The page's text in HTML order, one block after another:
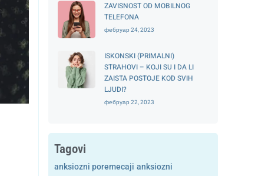
ZAVISNOST OD MOBILNOG
TELEFONA
фебруар 24, 2023
ISKONSKI (PRIMALNI)
STRAHOVI – KOJI SU I DA LI
ZAISTA POSTOJE KOD SVIH
LJUDI?
фебруар 22, 2023
Tagovi
anksiozni poremecaji anksiozni